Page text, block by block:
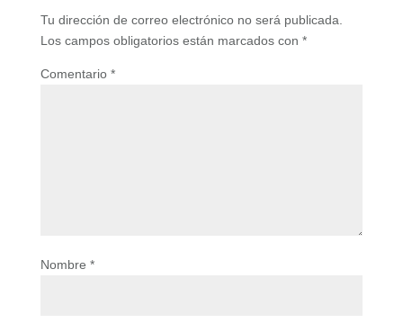
Tu dirección de correo electrónico no será publicada.
Los campos obligatorios están marcados con *
Comentario *
Nombre *